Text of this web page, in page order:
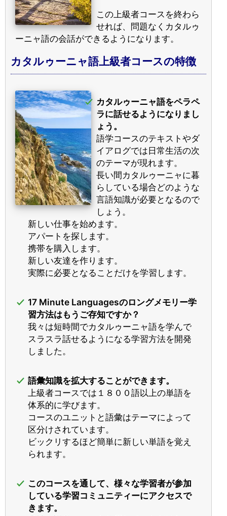
この上級者コースを終わら
せれば、問題なくカタルゥ
ーニャ語の会話ができるようになります。
カタルゥーニャ語上級者コースの特徴
カタルゥーニャ語をペラペ
ラに話せるようになりまし
ょう。
語学コースのテキストやダ
イアログでは日常生活の次
のテーマが現れます。
長い間カタルゥーニャに暮
らしている場合どのような
言語知識が必要となるので
しょう。
新しい仕事を始めます。
アパートを探します。
携帯を購入します。
新しい友達を作ります。
実際に必要となることだけを学習します。
17 Minute Languagesのロングメモリー学
習方法はもうご存知ですか？
我々は短時間でカタルゥーニャ語を学んで
スラスラ話せるようになる学習方法を開発
しました。
語彙知識を拡大することができます。
上級者コースでは１８００語以上の単語を
体系的に学びます。
コースのユニットと語彙はテーマによって
区分けされています。
ビックリするほど簡単に新しい単語を覚え
られます。
このコースを通して、様々な学習者が参加
している学習コミュニティーにアクセスで
きます。